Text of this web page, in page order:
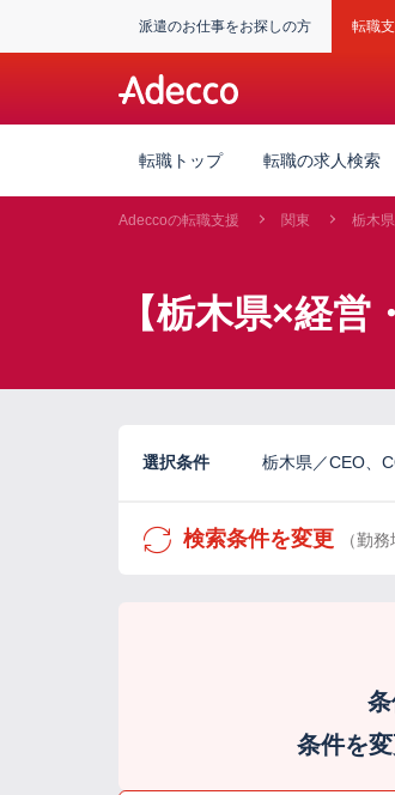
派遣のお仕事をお探しの方 転職
転職トップ 転職の求人検索
Adeccoの転職支援 関東 栃木県
【栃木県×経
選択条件 栃木県／CEO、
検索条件を変更 （勤
条件を